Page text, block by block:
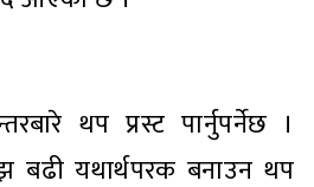
थप प्रस्ट पार्नुपर्नेछ ।
बढी यथार्थपरक बनाउन थप